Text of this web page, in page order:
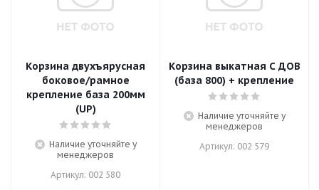
Корзина двухъярусная
боковое/рамное
крепление база 200мм
(UP)
Наличие уточняйте у
менеджеров
Артикул: 002 580
Корзина выкатная С ДОВ
(база 800) + крепление
Наличие уточняйте у
менеджеров
Артикул: 002 579